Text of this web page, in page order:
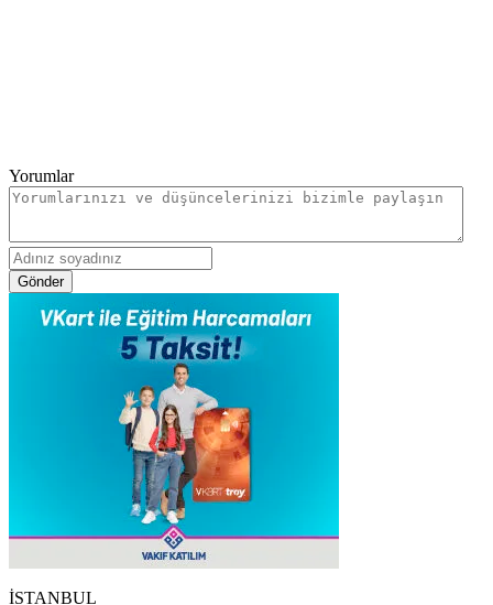
Yorumlar
Gönder
İSTANBUL